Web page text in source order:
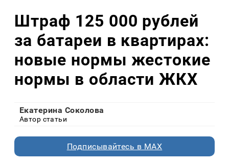
Штраф 125 000 рублей
за батареи в квартирах:
новые нормы жестокие
нормы в области ЖКХ
Екатерина Соколова
Автор статьи
Подписывайтесь в MAX